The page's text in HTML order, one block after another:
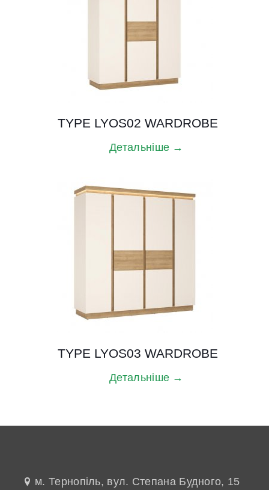
TYPE LYOS02 WARDROBE
Детальніше →
TYPE LYOS03 WARDROBE
Детальніше →
м. Тернопіль, вул. Степана Будного, 15